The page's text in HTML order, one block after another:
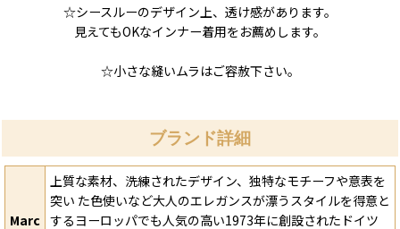
☆シースルーのデザイン上、透け感があります。
見えてもOKなインナー着用をお薦めします。
☆小さな縫いムラはご容赦下さい。
ブランド詳細
Marc
上質な素材、洗練されたデザイン、独特なモチーフや意表を
突い た色使いなど大人のエレガンスが漂うスタイルを得意と
するヨーロッパでも人気の高い1973年に創設されたドイツ